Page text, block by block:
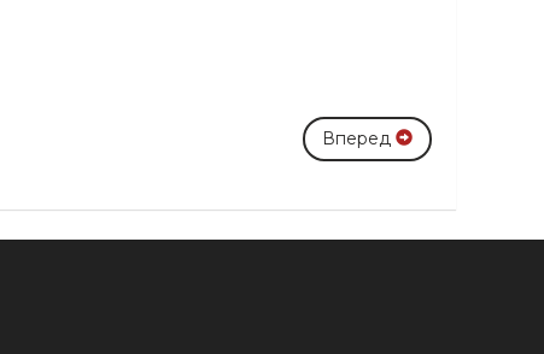
Вперед